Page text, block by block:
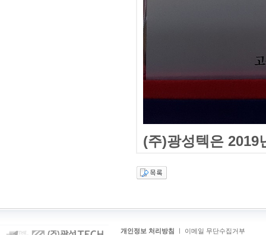
(주)광성텍은 2019
개인정보 처리방침 ㅣ 이메일 무단수집거부